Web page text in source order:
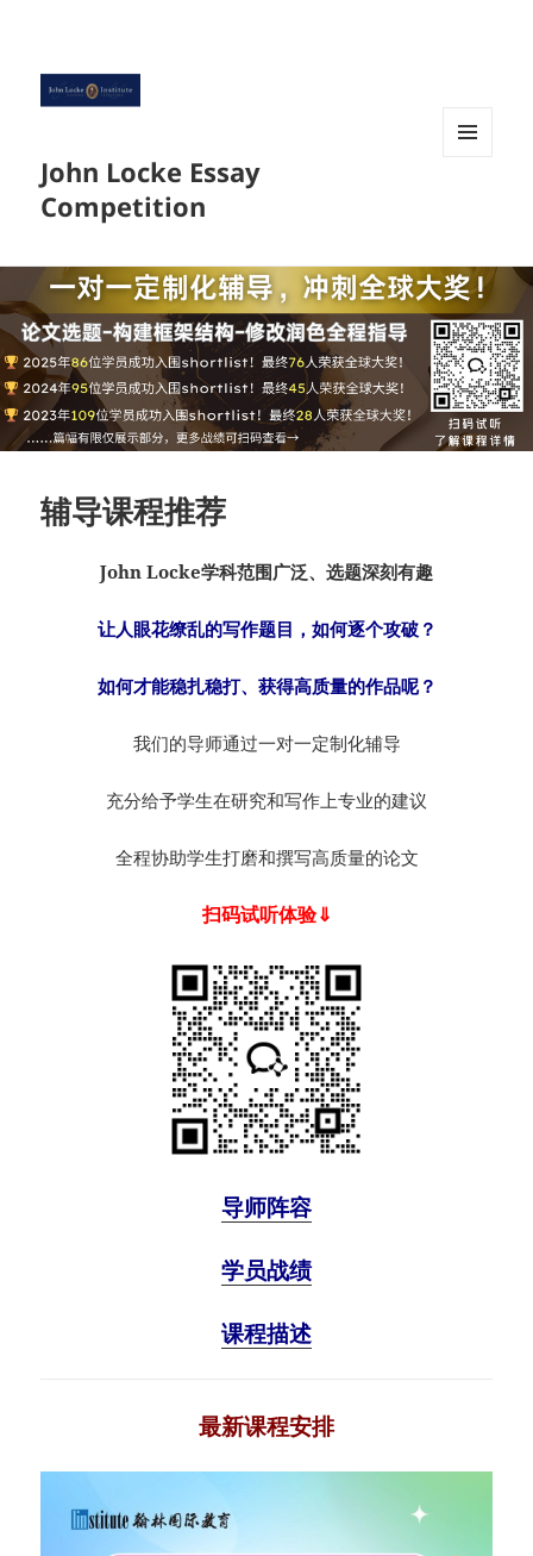
John Locke Essay
Competition
辅导课程推荐
John Locke学科范围广泛、选题深刻有趣
让人眼花缭乱的写作题目，如何逐个攻破？
如何才能稳扎稳打、获得高质量的作品呢？
我们的导师通过一对一定制化辅导
充分给予学生在研究和写作上专业的建议
全程协助学生打磨和撰写高质量的论文
扫码试听体验⇓
导师阵容
学员战绩
课程描述
最新课程安排